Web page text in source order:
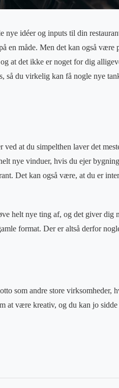
nye idéer og inputs til din
en måde. Men det kan også være
at det ikke er noget for dig
så du virkelig kan få nogle nye
at du simpelthen laver det
nye vinduer, hvis du ejer
Det kan også være, at du er
helt nye ting af, og det giver dig
format. Der er altså derfor
som andre store virksomheder,
at være kreativ, og du kan jo